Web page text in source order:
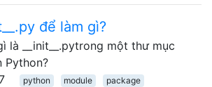
để làm gì?
là __init__.pytrong một thư mục
Python?
python module
package